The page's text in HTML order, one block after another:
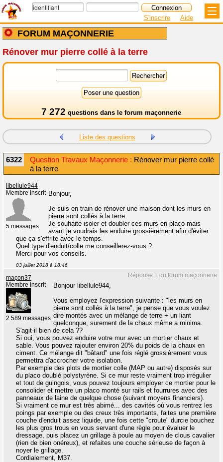
FORUM MAÇONNERIE
S'inscrire Aide
Rénover mur pierre collé à la terre
7 272 questions dans le forum maçonnerie
Liste des questions
6322 Question Travaux Maçonnerie : Rénover mur pierre collé
à la terre
libellule944
Membre inscrit
5 messages
Bonjour,
Je suis en train de rénover une maison dont les murs en
pierre sont collés à la terre.
Je souhaite isoler et doubler ces murs en placo mais
avant je voudrais les enduire grossièrement afin d'éviter
que ça s'effrite avec le temps.
Quel type d'enduit/colle me conseillerez-vous ?
Merci pour vos conseils.
03 juillet 2018 à 18:46
Réponse 1 du forum maçonnerie
maçon37
Membre inscrit
2 589 messages
Bonjour libellule944,
Vous employez l'expression suivante : "les murs en
pierre sont collés à la terre", je pense que vous voulez
dire montés avec un mélange de terre + un liant
quelconque, surement de la chaux même a minima.
S'agit-il bien de cela ??
Si oui, vous pouvez enduire votre mur avec un mortier chaux et
sable. Vous pouvez rajouter environ 20% du poids de la chaux en
ciment. Ce mélange dit "bâtard" une fois réglé grossièrement vous
permettra d'accrocher votre isolation.
Par exemple des plots de mortier colle (MAP ou autre) disposés sur
du placo doublé polystyrène. Si ce mur reste vraiment trop irrégulier
et tout de guingois, vous pouvez toujours employer ce mortier pour le
consolider et mettre un placo monté sur rails et fourrures avec des
panneaux de laine de quelque chose (suivant moyens financiers).
Si vraiment ce mur est très abimé... des cavités où vous rentrez les
poings par exemple ou des creux très importants, faites une première
couche d'enduit assez liquide, une fois cette "croute" durcie bouchez
les plus gros trous en vous servant d'une règle pour évaluer le
dressage, puis placez un grillage à poule au moyen de clous cavalier
(rien de bien onéreux), et refaites une couche sérieuse de façon à
noyer le grillage.
Cordialement, M37.